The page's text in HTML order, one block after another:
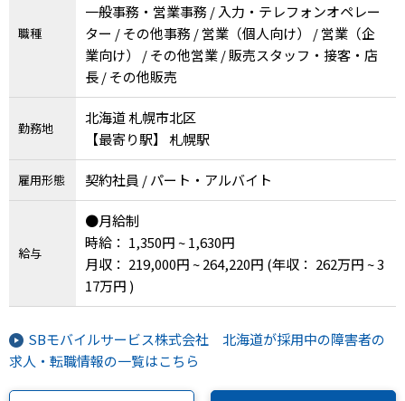
職種
一般事務・営業事務 / 入力・テレフォンオペレー
ター / その他事務 / 営業（個人向け） / 営業（企
業向け） / その他営業 / 販売スタッフ・接客・店
長 / その他販売
勤務地
北海道 札幌市北区
【最寄り駅】 札幌駅
雇用形態 契約社員 / パート・アルバイト
給与
●月給制
時給： 1,350円 ~ 1,630円
月収： 219,000円 ~ 264,220円 (年収： 262万円 ~ 3
17万円 )
SBモバイルサービス株式会社 北海道が採用中の障害者の
求人・転職情報の一覧はこちら